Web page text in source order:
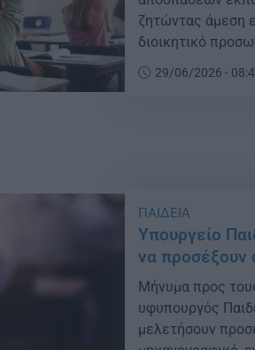
ζητώντας άμεση
διοικητικό
29/06/2026 -
ΠΑΙΔΕΙΑ
Υπουργείο
να προσέξουν
Μήνυμα προς
υφυπουργός
μελετήσουν